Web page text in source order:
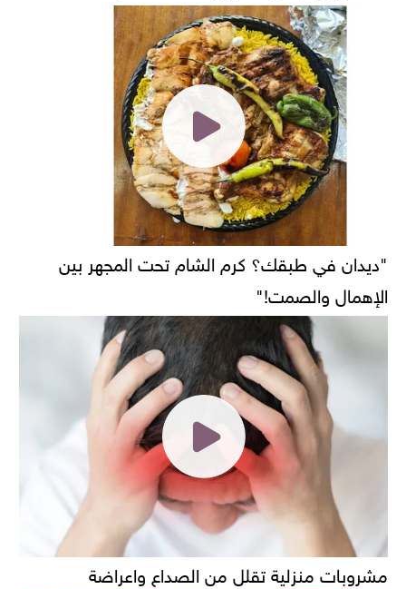
"ديدان في طبقك؟ كرم الشام تحت المجهر بين
الإهمال والصمت!"
مشروبات منزلية تقلل من الصداع واعراضة